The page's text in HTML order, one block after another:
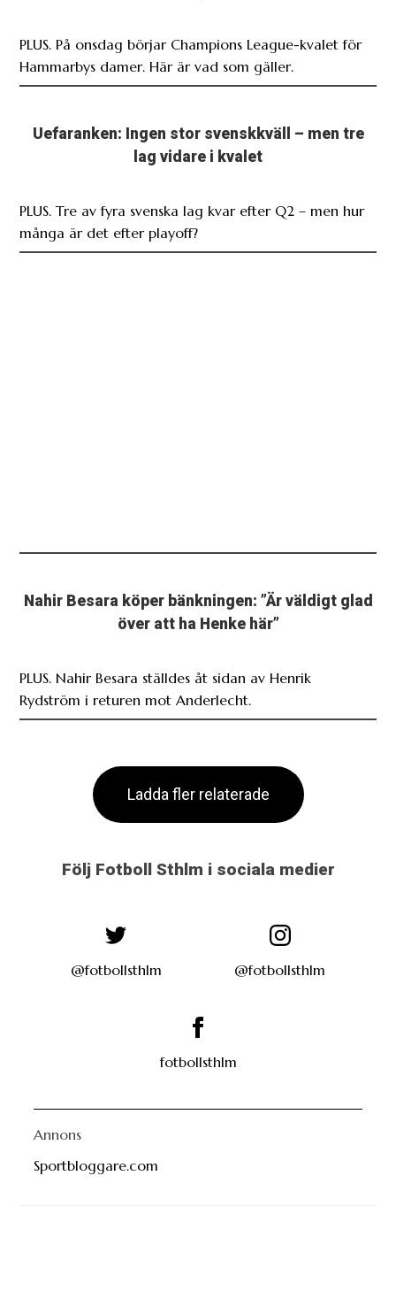
PLUS. På onsdag börjar Champions League-kvalet för
Hammarbys damer. Här är vad som gäller.
Uefaranken: Ingen stor svenskkväll – men tre
lag vidare i kvalet
PLUS. Tre av fyra svenska lag kvar efter Q2 – men hur
många är det efter playoff?
Nahir Besara köper bänkningen: ”Är väldigt glad
över att ha Henke här”
PLUS. Nahir Besara ställdes åt sidan av Henrik
Rydström i returen mot Anderlecht.
Ladda fler relaterade
Följ Fotboll Sthlm i sociala medier
@fotbollsthlm @fotbollsthlm
fotbollsthlm
Annons
Sportbloggare.com